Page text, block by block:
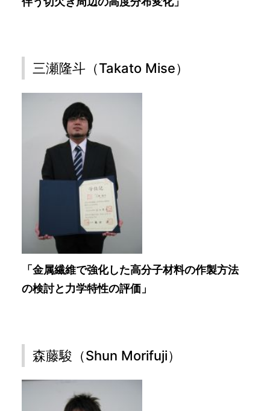
三瀬隆斗（Takato Mise）
「金属繊維で強化した高分子材料の作製方法
の検討と力学特性の評価」
森藤駿（Shun Morifuji）